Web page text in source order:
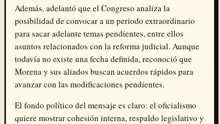
Además, adelantó que el Congreso analiza la
posibilidad de convocar a un periodo extraordinario
para sacar adelante temas pendientes, entre ellos
asuntos relacionados con la reforma judicial. Aunque
todavía no existe una fecha definida, reconoció que
Morena y sus aliados buscan acuerdos rápidos para
avanzar con las modificaciones pendientes.
El fondo político del mensaje es claro: el oficialismo
quiere mostrar cohesión interna, respaldo legislativo y